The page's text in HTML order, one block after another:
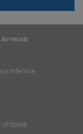
Inferiore